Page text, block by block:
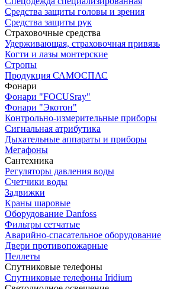
Средства защиты головы и зрения
Средства защиты рук
Страховочные средства
Удерживающая, страховочная привязь
Когти и лазы монтерские
Стропы
Продукция САМОСПАС
Фонари
Фонари "FOCUSray"
Фонари "Экотон"
Контрольно-измерительные приборы
Сигнальная атрибутика
Дыхательные аппараты и приборы
Мегафоны
Сантехника
Регуляторы давления воды
Счетчики воды
Задвижки
Краны шаровые
Оборудование Danfoss
Фильтры сетчатые
Аварийно-спасательное оборудование
Двери противопожарные
Пеллеты
Спутниковые телефоны
Спутниковые телефоны Iridium